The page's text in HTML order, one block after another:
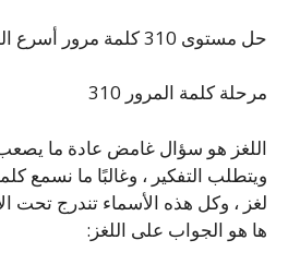
حل مستوى 310 كلمة مرور أسرع الحيوانات
مرحلة كلمة المرور 310
اللغز هو سؤال غامض عادة ما يصعب
ويتطلب التفكير ، وغالبًا ما نسمع
لغز ، وكل هذه الأسماء تندرج تحت
ها هو الجواب على اللغز: